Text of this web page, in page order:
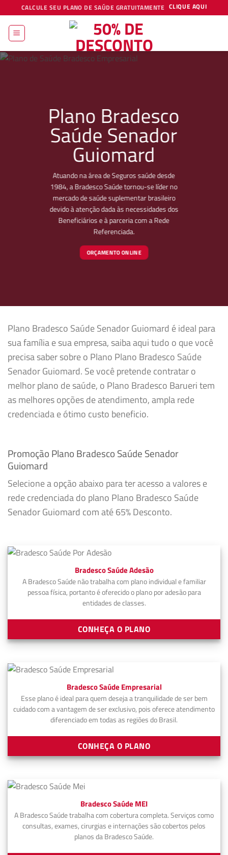
to
content
CALCULE SEU PLANO DE SAÚDE GRATUITAMENTE CLIQUE AQUI
Plano Bradesco
Saúde Senador
Guiomard
Atuando na área de Seguros saúde desde
1984, a Bradesco Saúde tornou-se líder no
mercado de saúde suplementar brasileiro
devido à atenção dada às necessidades dos
Beneficiários e à parceria com a Rede
Referenciada.
ORÇAMENTO ONLINE
Plano Bradesco Saúde Senador Guiomard é ideal para
sua família e sua empresa, saiba aqui tudo o que você
precisa saber sobre o Plano Plano Bradesco Saúde
Senador Guiomard. Se você pretende contratar o
melhor plano de saúde, o Plano Bradesco Barueri tem
as melhores opções de atendimento, ampla rede
credenciada e ótimo custo beneficio.
Promoção Plano Bradesco Saúde Senador
Guiomard
Selecione a opção abaixo para ter acesso a valores e
rede credenciada do plano Plano Bradesco Saúde
Senador Guiomard com até 65% Desconto.
Bradesco Saúde Adesão
A Bradesco Saúde não trabalha com plano individual e familiar
pessoa física, portanto é oferecido o plano por adesão para
entidades de classes.
CONHEÇA O PLANO
Bradesco Saúde Empresarial
Esse plano é ideal para quem deseja a tranquilidade de ser bem
cuidado com a vantagem de ser exclusivo, pois oferece atendimento
diferenciado em todas as regiões do Brasil.
CONHEÇA O PLANO
Bradesco Saúde MEI
A Bradesco Saúde trabalha com cobertura completa. Serviços como
consultas, exames, cirurgias e internações são cobertos pelos
planos da Bradesco Saúde.